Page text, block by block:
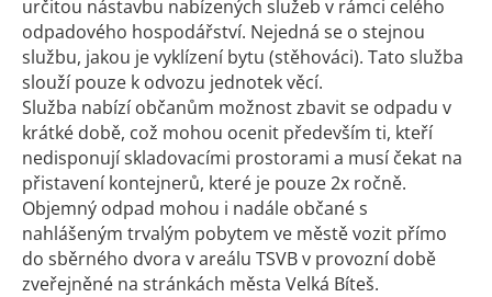
určitou nástavbu nabízených služeb v rámci celého
odpadového hospodářství. Nejedná se o stejnou
službu, jakou je vyklízení bytu (stěhováci). Tato služba
slouží pouze k odvozu jednotek věcí.
Služba nabízí občanům možnost zbavit se odpadu v
krátké době, což mohou ocenit především ti, kteří
nedisponují skladovacími prostorami a musí čekat na
přistavení kontejnerů, které je pouze 2x ročně.
Objemný odpad mohou i nadále občané s
nahlášeným trvalým pobytem ve městě vozit přímo
do sběrného dvora v areálu TSVB v provozní době
zveřejněné na stránkách města Velká Bíteš.